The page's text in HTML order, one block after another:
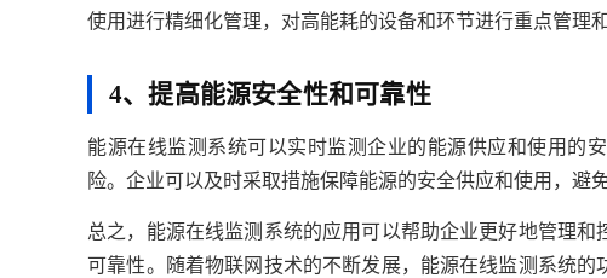
使用进行精细化管理，对高能耗的设备和环节进行重点管理
4、提高能源安全性和可靠性
能源在线监测系统可以实时监测企业的能源供应和使用的
险。企业可以及时采取措施保障能源的安全供应和使用，避
总之，能源在线监测系统的应用可以帮助企业更好地管理
可靠性。随着物联网技术的不断发展，能源在线监测系统